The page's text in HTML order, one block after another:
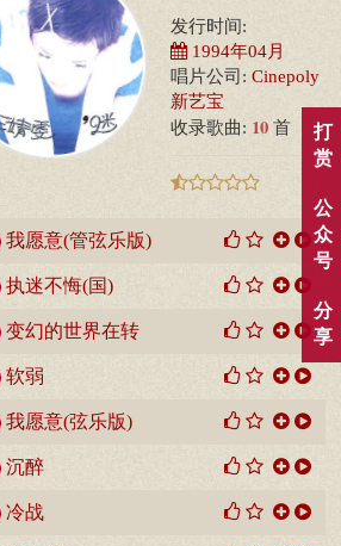
发行时间:
1994年04月
唱片公司: Cinepoly
新艺宝
收录歌曲: 10 首
我愿意(管弦乐版)
执迷不悔(国)
变幻的世界在转
软弱
我愿意(弦乐版)
沉醉
冷战
打
赏
公
众
号
分
享